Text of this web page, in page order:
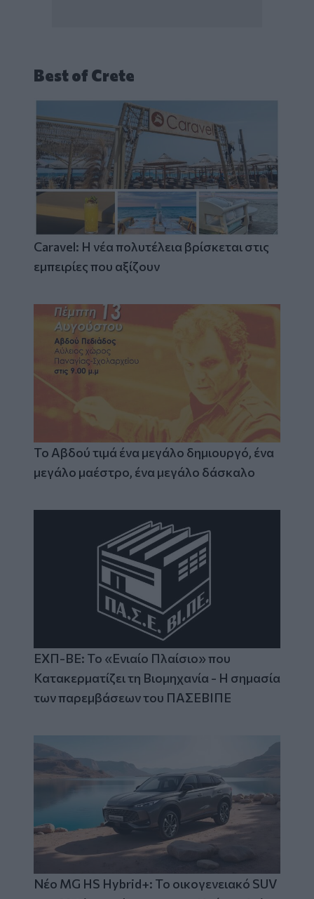
Best of Crete
Caravel: Η νέα πολυτέλεια βρίσκεται στις
εμπειρίες που αξίζουν
Το Αβδού τιμά ένα μεγάλο δημιουργό, ένα
μεγάλο μαέστρο, ένα μεγάλο δάσκαλο
ΕΧΠ-ΒΕ: Το «Ενιαίο Πλαίσιο» που
Κατακερματίζει τη Βιομηχανία - Η σημασία
των παρεμβάσεων του ΠΑΣΕΒΙΠΕ
Νέο MG HS Hybrid+: Το οικογενειακό SUV